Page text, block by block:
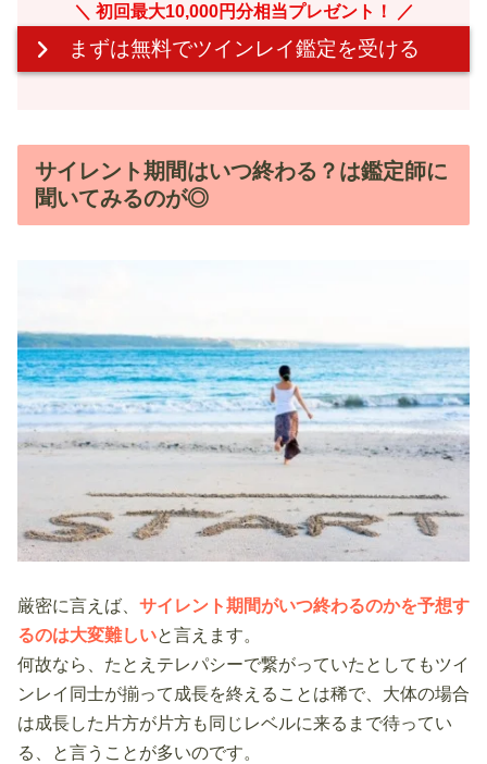
＼ 初回最大10,000円分相当プレゼント！ ／
まずは無料でツインレイ鑑定を受ける
サイレント期間はいつ終わる？は鑑定師に
聞いてみるのが◎
厳密に言えば、 サイレント期間がいつ終わるのかを予想す
るのは大変難しいと言えます。
何故なら、たとえテレパシーで繋がっていたとしてもツイ
ンレイ同士が揃って成長を終えることは稀で、大体の場合
は成長した片方が片方も同じレベルに来るまで待ってい
る、と言うことが多いのです。